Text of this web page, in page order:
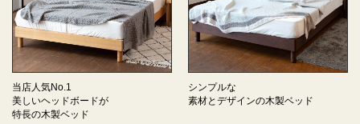
当店人気No.1
美しいヘッドボードが
特長の木製ベッド
シンプルな
素材とデザインの木製ベッド